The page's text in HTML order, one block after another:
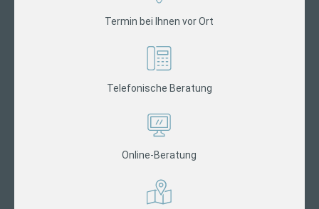
Termin bei Ihnen vor Ort
Telefonische Beratung
Online-Beratung